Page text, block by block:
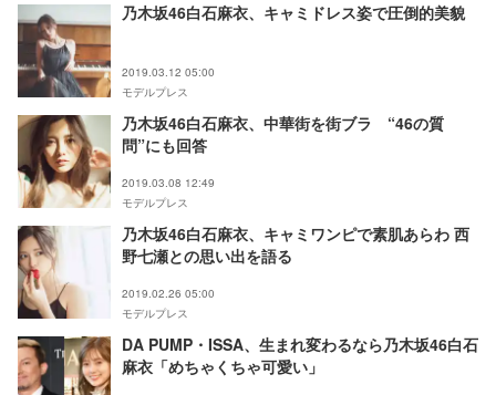
乃木坂46白石麻衣、キャミドレス姿で圧倒的美貌
2019.03.12 05:00
モデルプレス
乃木坂46白石麻衣、中華街を街ブラ “46の質
問”にも回答
2019.03.08 12:49
モデルプレス
乃木坂46白石麻衣、キャミワンピで素肌あらわ 西
野七瀬との思い出を語る
2019.02.26 05:00
モデルプレス
DA PUMP・ISSA、生まれ変わるなら乃木坂46白石
麻衣「めちゃくちゃ可愛い」